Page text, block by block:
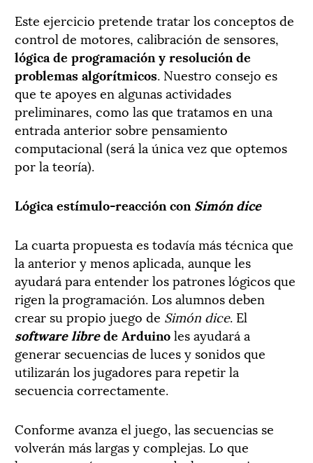
Este ejercicio pretende tratar los conceptos de
control de motores, calibración de sensores,
lógica de programación y resolución de
problemas algorítmicos. Nuestro consejo es
que te apoyes en algunas actividades
preliminares, como las que tratamos en una
entrada anterior sobre pensamiento
computacional (será la única vez que optemos
por la teoría).
Lógica estímulo-reacción con Simón dice
La cuarta propuesta es todavía más técnica que
la anterior y menos aplicada, aunque les
ayudará para entender los patrones lógicos que
rigen la programación. Los alumnos deben
crear su propio juego de Simón dice. El
software librede Arduinoles ayudará a
generar secuencias de luces y sonidos que
utilizarán los jugadores para repetir la
secuencia correctamente.
Conforme avanza el juego, las secuencias se
volverán más largas y complejas. Lo que